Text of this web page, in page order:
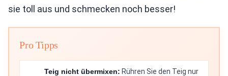
sie toll aus und schmecken noch besser!
Pro Tipps
Teig nicht übermixen: Rühren Sie den Teig nur